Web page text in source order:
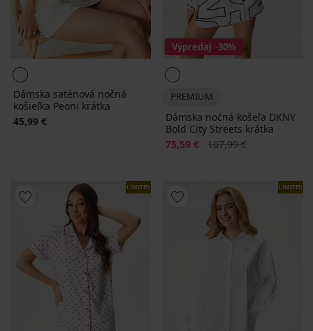
Dámska saténová nočná
košieľka Peoni krátka
45,99 €
Výpredaj -30%
PREMIUM
Dámska nočná košeľa DKNY
Bold City Streets krátka
Zľava
75,59 € Pôvodná cena
107,99 €
LIMITED LIMITED